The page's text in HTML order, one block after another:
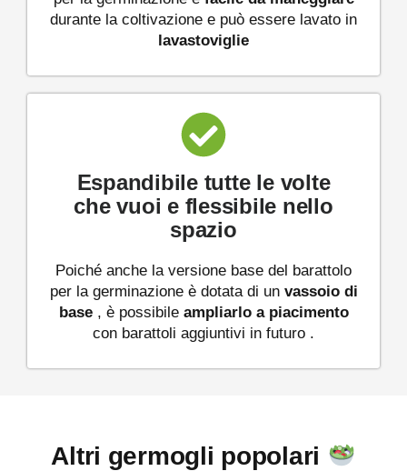
durante la coltivazione e può essere lavato in
lavastoviglie
Espandibile tutte le volte
che vuoi e flessibile nello
spazio
Poiché anche la versione base del barattolo
per la germinazione è dotata di un vassoio di
base, è possibile ampliarlo a piacimento
con barattoli aggiuntivi in ​​futuro .
Altri germogli popolari